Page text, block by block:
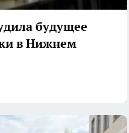
будущее
в Нижнем